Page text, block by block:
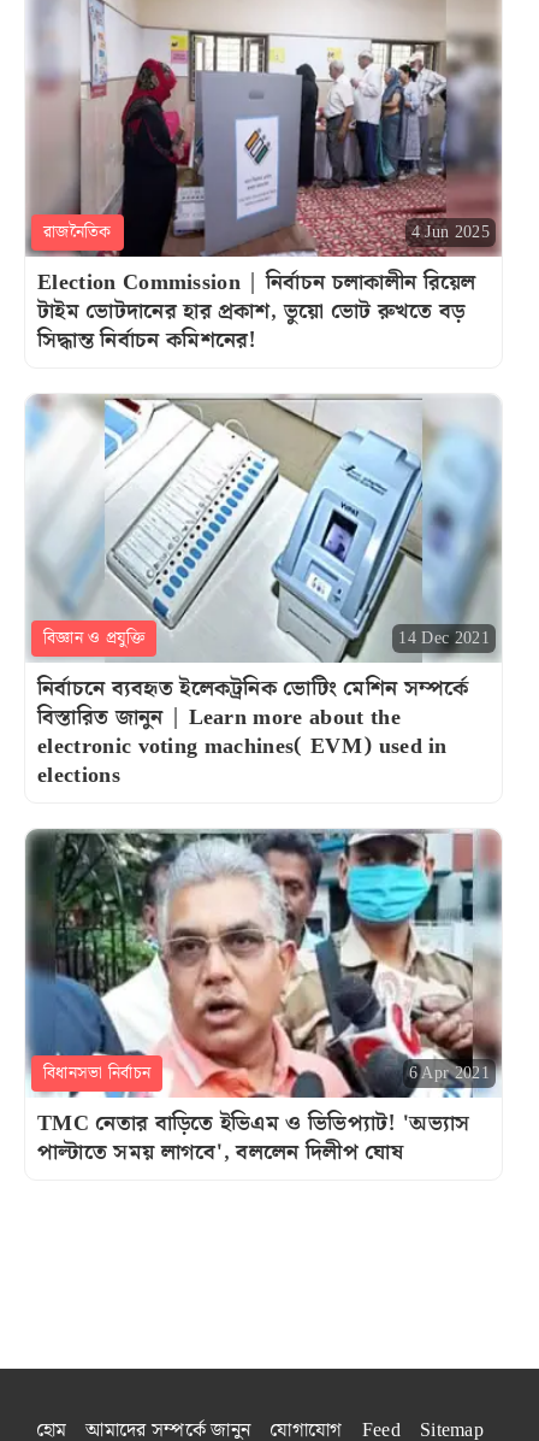
রাজনৈতিক 4 Jun 2025
Election Commission | নির্বাচন চলাকালীন রিয়েল
টাইম ভোটদানের হার প্রকাশ, ভুয়ো ভোট রুখতে বড়
সিদ্ধান্ত নির্বাচন কমিশনের!
বিজ্ঞান ও প্রযুক্তি 14 Dec 2021
নির্বাচনে ব্যবহৃত ইলেকট্রনিক ভোটিং মেশিন সম্পর্কে
বিস্তারিত জানুন | Learn more about the
electronic voting machines( EVM) used in
elections
বিধানসভা নির্বাচন 6 Apr 2021
TMC নেতার বাড়িতে ইভিএম ও ভিভিপ্যাট! 'অভ্যাস
পাল্টাতে সময় লাগবে', বললেন দিলীপ ঘোষ
হোম আমাদের সম্পর্কে জানুন যোগাযোগ Feed Sitemap